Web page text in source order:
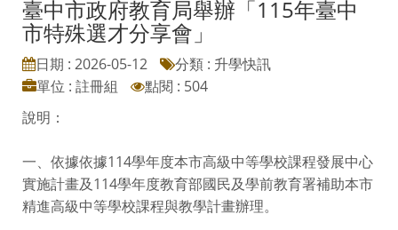
臺中市政府教育局舉辦「115年臺中
市特殊選才分享會」
日期 : 2026-05-12
分類 : 升學快訊
單位 : 註冊組
點閱 : 504
說明：
一、依據依據114學年度本市高級中等學校課程發展中心
實施計畫及114學年度教育部國民及學前教育署補助本市
精進高級中等學校課程與教學計畫辦理。